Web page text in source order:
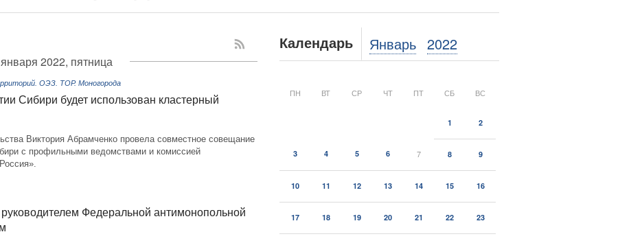
2022, пятница
ОЭЗ. ТОР. Моногорода
Сибири будет использован кластерный
Виктория Абрамченко провела совместное совещание
с профильными ведомствами и комиссией
Федеральной антимонопольной
Календарь Январь 2022
ПН ВТ СР ЧТ ПТ СБ ВС
1 2
3 4 5 6 7 8 9
10 11 12 13 14 15 16
17 18 19 20 21 22 23